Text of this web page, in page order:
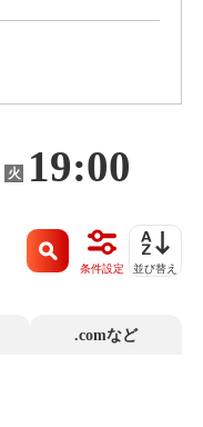
火 19:00
条件設定 並び替え
.comなど